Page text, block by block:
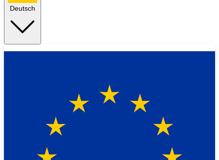
Deutsch